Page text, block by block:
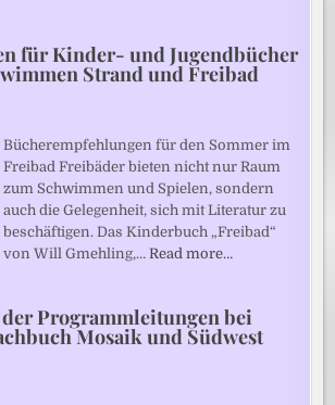
für Kinder- und Jugendbücher
Strand und Freibad
Bücherempfehlungen für den Sommer im
Freibad Freibäder bieten nicht nur Raum
zum Schwimmen und Spielen, sondern
auch die Gelegenheit, sich mit Literatur zu
beschäftigen. Das Kinderbuch „Freibad“
von Will Gmehling,…Read more…
Programmleitungen bei
Mosaik und Südwest